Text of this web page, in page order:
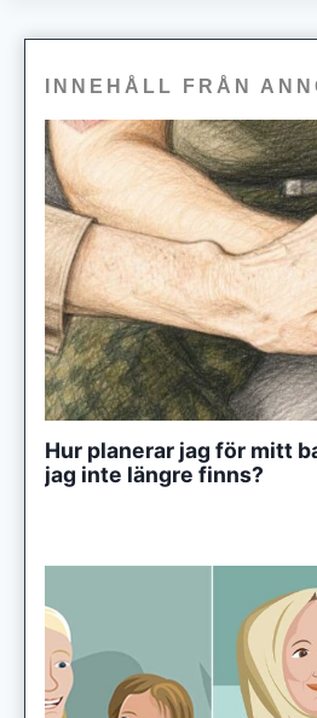
INNEHÅLL FRÅN
Hur planerar jag för mitt
jag inte längre finns?